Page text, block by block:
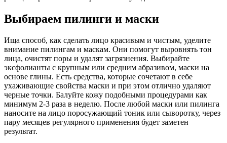
Выбираем пилинги и маски
Ища способ, как сделать лицо красивым и чистым, уделите
внимание пилингам и маскам. Они помогут выровнять тон
лица, очистят поры и удалят загрязнения. Выбирайте
эксфолианты с крупным или средним абразивом, маски на
основе глины. Есть средства, которые сочетают в себе
ухаживающие свойства маски и при этом отлично удаляют
черные точки. Балуйте кожу подобными процедурами как
минимум 2-3 раза в неделю. После любой маски или пилинга
наносите на лицо поросужающий тоник или сыворотку, через
пару месяцев регулярного применения будет заметен
результат.